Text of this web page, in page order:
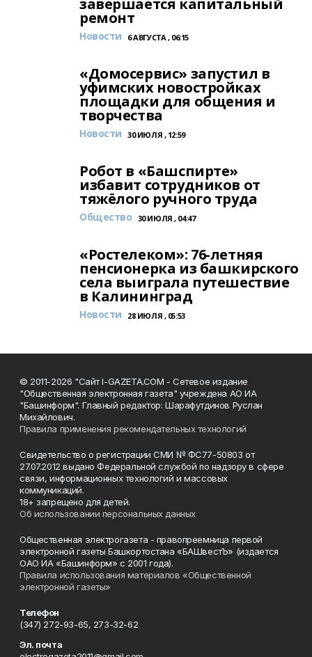
завершается капитальный
ремонт
Новости 6 АВГУСТА , 06:15
«Домосервис» запустил в
уфимских новостройках
площадки для общения и
творчества
Новости 30 ИЮЛЯ , 12:59
Робот в «Башспирте»
избавит сотрудников от
тяжёлого ручного труда
Общество 30 ИЮЛЯ , 04:47
«Ростелеком»: 76-летняя
пенсионерка из башкирского
села выиграла путешествие
в Калининград
Новости 28 ИЮЛЯ , 05:53
© 2011-2026 "Сайт I-GAZETA.COM - Сетевое издание
"Общественная электронная газета" учреждена АО ИА
"Башинформ". Главный редактор: Шарафутдинов Руслан
Михайлович.
Правила применения рекомендательных технологий
Свидетельство о регистрации СМИ № ФС77-50803 от
27.07.2012 выдано Федеральной службой по надзору в сфере
связи, информационных технологий и массовых
коммуникаций.
18+ запрещено для детей.
Об использовании персональных данных
Общественная электрогазета - правопреемница первой
электронной газеты Башкортостана «БАШвестЪ» (издается
ОАО ИА «Башинформ» с 2001 года).
Правила использования материалов «Общественной
электронной газеты»
Телефон
(347) 272-93-65, 273-32-62
Эл. почта